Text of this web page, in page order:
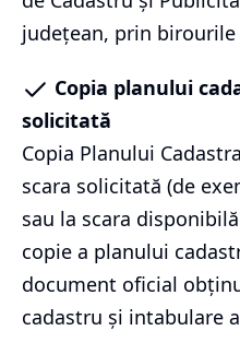
județean, prin
Copia planului
solicitată
Copia Planului
scara solicitată (de
sau la scara
copie a planului
document oficial
cadastru și intabulare